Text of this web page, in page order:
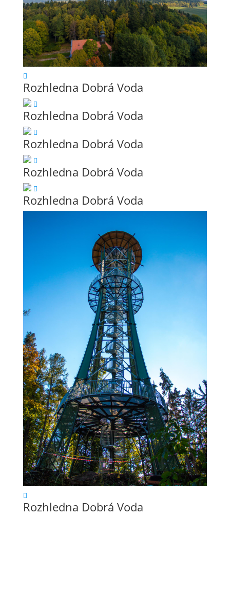
Rozhledna Dobrá Voda
Rozhledna Dobrá Voda
Rozhledna Dobrá Voda
Rozhledna Dobrá Voda
Rozhledna Dobrá Voda
Rozhledna Dobrá Voda